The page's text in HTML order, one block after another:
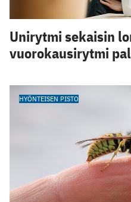
Unirytmi sekaisin
vuorokausirytmi
HYÖNTEISEN PISTO